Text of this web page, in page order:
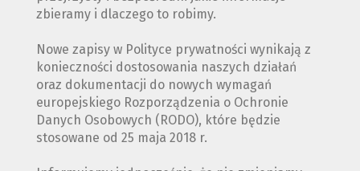
zbieramy i dlaczego to robimy.
Nowe zapisy w Polityce prywatności wynikają z
konieczności dostosowania naszych działań
oraz dokumentacji do nowych wymagań
europejskiego Rozporządzenia o Ochronie
Danych Osobowych (RODO), które będzie
stosowane od 25 maja 2018 r.